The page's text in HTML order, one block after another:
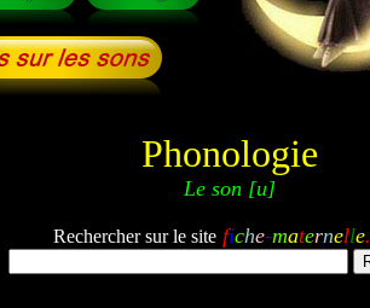
Phonologie
Le son [u]
Rechercher sur le site fiche-maternelle.